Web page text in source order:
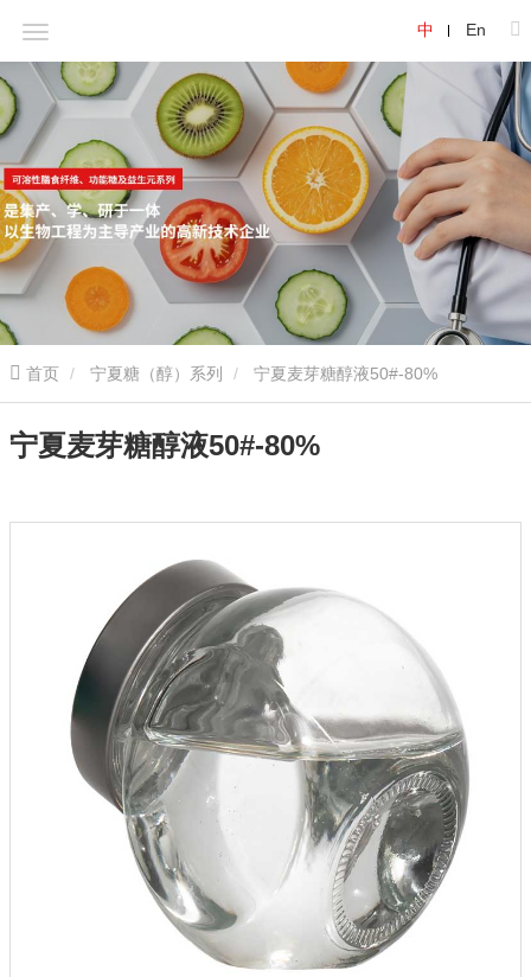
中 En
首页 宁夏糖（醇）系列 宁夏麦芽糖醇液50#-80%
宁夏麦芽糖醇液50#-80%